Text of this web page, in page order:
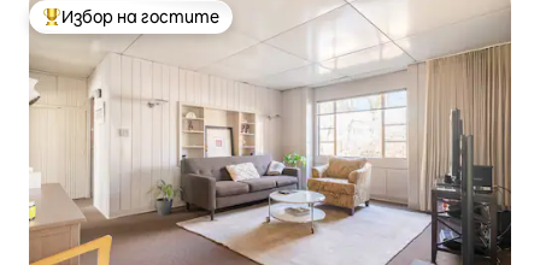
Най-популярен избор на гостите
Избор на гостите